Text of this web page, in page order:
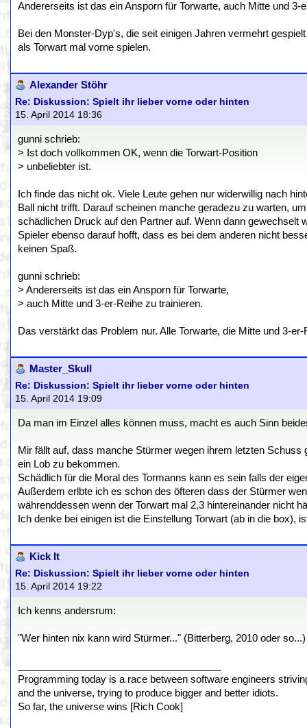
Andererseits ist das ein Ansporn für Torwarte, auch Mitte und 3-
Bei den Monster-Dyp's, die seit einigen Jahren vermehrt
als Torwart mal vorne spielen.
Alexander Stöhr
Re: Diskussion: Spielt ihr lieber vorne oder hinten
15. April 2014 18:36
gunni schrieb:
> Ist doch vollkommen OK, wenn die Torwart-Position
> unbeliebter ist.
Ich finde das nicht ok. Viele Leute gehen nur widerwillig nach
Ball nicht trifft. Darauf scheinen manche geradezu zu warten,
schädlichen Druck auf den Partner auf. Wenn dann gewechselt
Spieler ebenso darauf hofft, dass es bei dem anderen nicht
keinen Spaß.
gunni schrieb:
> Andererseits ist das ein Ansporn für Torwarte,
> auch Mitte und 3-er-Reihe zu trainieren.
Das verstärkt das Problem nur. Alle Torwarte, die Mitte und 3-
Master_Skull
Re: Diskussion: Spielt ihr lieber vorne oder hinten
15. April 2014 19:09
Da man im Einzel alles können muss, macht es auch Sinn
Mir fällt auf, dass manche Stürmer wegen ihrem letzten
ein Lob zu bekommen.
Schädlich für die Moral des Tormanns kann es sein falls der
Außerdem erlbte ich es schon des öfteren dass der Stürmer
währenddessen wenn der Torwart mal 2,3 hintereinander nicht
Ich denke bei einigen ist die Einstellung Torwart (ab in die box),
Kick It
Re: Diskussion: Spielt ihr lieber vorne oder hinten
15. April 2014 19:22
Ich kenns andersrum:
"Wer hinten nix kann wird Stürmer..." (Bitterberg, 2010 oder so...)
Programming today is a race between software engineers
and the universe, trying to produce bigger and better idiots.
So far, the universe wins [Rich Cook]